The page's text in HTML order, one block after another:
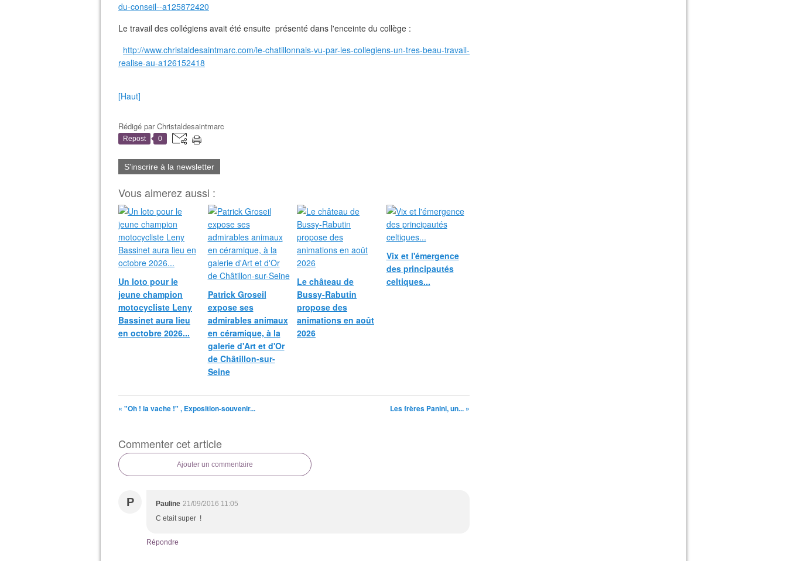
du-conseil--a125872420
Le travail des collégiens avait été ensuite présenté dans l'enceinte du collège :
http://www.christaldesaintmarc.com/le-chatillonnais-vu-par-les-collegiens-un-tres-beau-travail-
realise-au-a126152418
[Haut]
Rédigé parChristaldesaintmarc
Repost 0
S'inscrire à la newsletter
Vous aimerez aussi :
Un loto pour le
jeune champion
motocycliste Leny
Bassinet aura lieu
en octobre 2026...
Patrick Groseil
expose ses
admirables animaux
en céramique, à la
galerie d'Art et d'Or
de Châtillon-sur-
Seine
Le château de
Bussy-Rabutin
propose des
animations en août
2026
Vix et l'émergence
des principautés
celtiques...
« "Oh ! la vache !" , Exposition-souvenir... Les frères Panini, un... »
Commenter cet article
Ajouter un commentaire
P Pauline 21/09/2016 11:05
C etait super !
Répondre